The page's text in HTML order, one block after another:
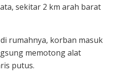
sekitar 2 km arah barat
rumahnya, korban masuk
memotong alat
putus.